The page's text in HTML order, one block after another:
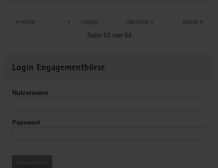
erste
vorige
Seite 63 von 64
nächste letzte
Informationen
Login Engagementbörse
Nutzername
Passwort
Anmelden